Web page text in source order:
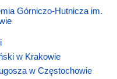
Górniczo-Hutnicza im.
w Krakowie
w Częstochowie